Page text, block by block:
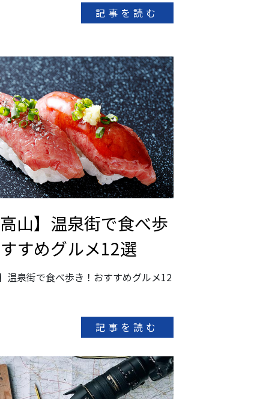
記事を読む
高山】温泉街で食べ歩
すめグルメ12選
温泉街で食べ歩き！おすすめグルメ12
記事を読む